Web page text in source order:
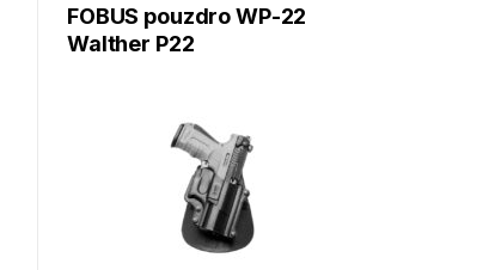
FOBUS pouzdro WP-22
Walther P22